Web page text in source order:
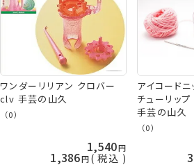
ワンダーリリアン クロバー
clv 手芸の山久
（0）
1,540
1,386 税込
アイコード
チューリッ
手芸の山久
（0）